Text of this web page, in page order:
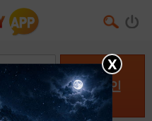
로그인
X